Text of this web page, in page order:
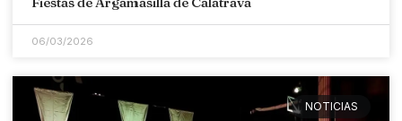
06/03/2026
NOTICIAS